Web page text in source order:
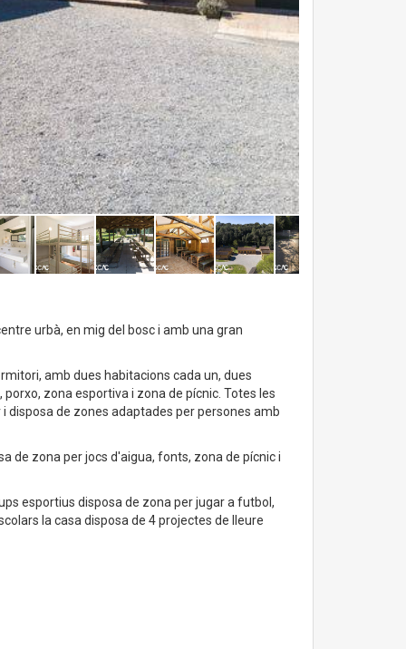
urbà, en mig del bosc i amb una gran
amb dues habitacions cada un, dues
zona esportiva i zona de pícnic. Totes les
disposa de zones adaptades per persones amb
de zona per jocs d'aigua, fonts, zona de pícnic i
esportius disposa de zona per jugar a futbol,
la casa disposa de 4 projectes de lleure